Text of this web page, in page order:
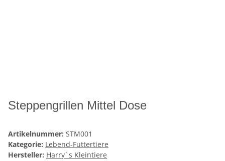
Steppengrillen Mittel Dose
Artikelnummer: STM001
Kategorie: Lebend-Futtertiere
Hersteller: Harry`s Kleintiere